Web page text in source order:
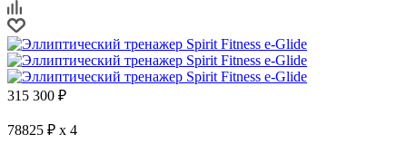
315 300 ₽
78825 ₽ x 4